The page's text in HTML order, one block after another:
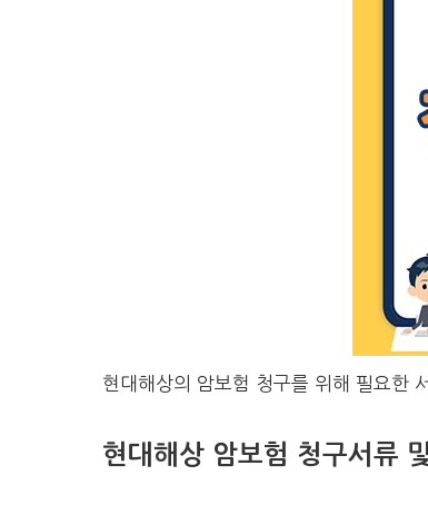
현대해상의 암보험 청구를 위해 필요한
현대해상 암보험 청구서류